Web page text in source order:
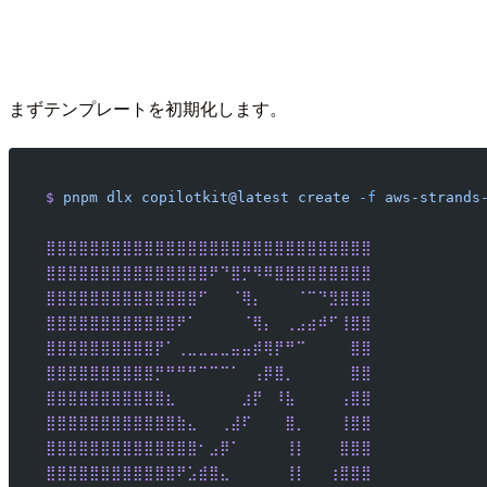
まずテンプレートを初期化します。
$ pnpm dlx copilotkit@latest create -f aws-
⣿⣿⣿⣿⣿⣿⣿⣿⣿⣿⣿⣿⣿⣿⣿⣿⣿⣿⣿⣿⣿⣿⣿⣿⣿⣿⣿⣿⣿⣿
⣿⣿⣿⣿⣿⣿⣿⣿⣿⣿⣿⣿⣿⣿⣿⠟⠙⣿⡛⠻⠿⣿⣿⣿⣿⣿⣿⣿⣿⣿
⣿⣿⣿⣿⣿⣿⣿⣿⣿⣿⣿⣿⣿⣿⠋⠀⠀⠈⢿⡄⠀⠀⠀⠈⠉⠙⣻⣿⣿⣿
⣿⣿⣿⣿⣿⣿⣿⣿⣿⣿⣿⣿⠟⠁⠀⠀⠀⠀⠈⢿⡄⠀⢀⣠⣴⠾⠋⢸⣿⣿
⣿⣿⣿⣿⣿⣿⣿⣿⣿⣿⡟⠁⢀⣀⣀⣀⣀⣤⣤⡾⢿⡟⠛⠉⠀⠀⠀⠀⣿⣿
⣿⣿⣿⣿⣿⣿⣿⣿⣿⣿⡛⠛⠛⠛⠉⠉⠉⠁⠀⢠⡿⣿⡀⠀⠀⠀⠀⠀⣿⣿
⣿⣿⣿⣿⣿⣿⣿⣿⣿⣿⣿⣆⠀⠀⠀⠀⠀⠀⣰⡟⠀⠸⣧⠀⠀⠀⠀⢠⣿⣿
⣿⣿⣿⣿⣿⣿⣿⣿⣿⣿⣿⣿⣷⣄⠀⠀⢀⣼⠏⠀⠀⠀⣿⡀⠀⠀⠀⢸⣿⣿
⣿⣿⣿⣿⣿⣿⣿⣿⣿⣿⣿⣿⣿⣿⠂⣠⡿⠁⠀⠀⠀⠀⢸⡇⠀⠀⠀⣿⣿⣿
⣿⣿⣿⣿⣿⣿⣿⣿⣿⣿⣿⣿⠟⣡⣾⣿⣄⠀⠀⠀⠀⠀⢸⡇⠀⠀⢰⣿⣿⣿